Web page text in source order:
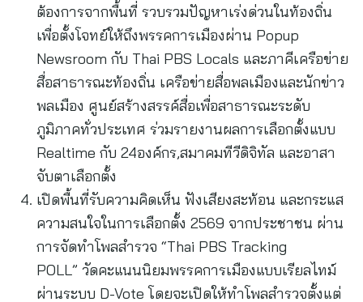
ต้องการจากพื้นที่ รวบรวมปัญหาเร่งด่วนในท้องถิ่น
เพื่อตั้งโจทย์ให้ถึงพรรคการเมืองผ่าน Popup
Newsroom กับ Thai PBS Locals และภาคีเครือข่าย
สื่อสาธารณะท้องถิ่น เครือข่ายสื่อพลเมืองและนักข่าว
พลเมือง ศูนย์สร้างสรรค์สื่อเพื่อสาธารณะระดับ
ภูมิภาคทั่วประเทศ ร่วมรายงานผลการเลือกตั้งแบบ
Realtime กับ 24องค์กร,สมาคมทีวีดิจิทัล และอาสา
จับตาเลือกตั้ง
เปิดพื้นที่รับความคิดเห็น ฟังเสียงสะท้อน และกระแส
ความสนใจในการเลือกตั้ง 2569 จากประชาชน ผ่าน
การจัดทำโพลสำรวจ “Thai PBS Tracking
POLL” วัดคะแนนนิยมพรรคการเมืองแบบเรียลไทม์
ผ่านระบบ D-Vote โดยจะเปิดให้ทำโพลสำรวจตั้งแต่